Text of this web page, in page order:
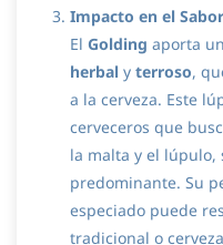
Impacto en el
El Golding aporta
herbal y terroso,
a la cerveza. Este
cerveceros que
la malta y el lúpulo,
predominante. Su
especiado puede
tradicional o